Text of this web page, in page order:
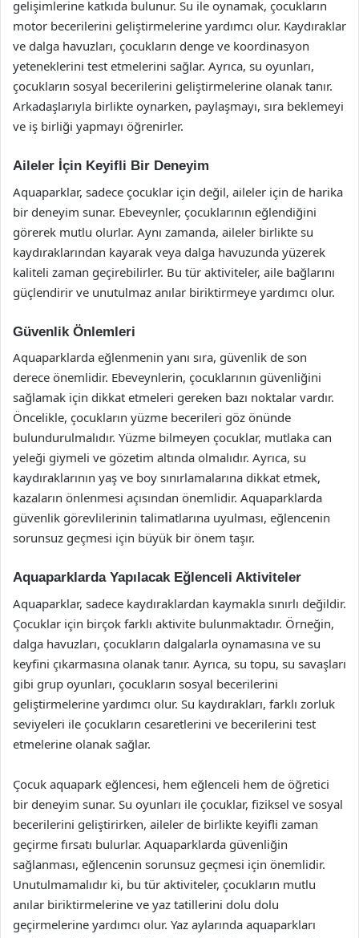
gelişimlerine katkıda bulunur. Su ile oynamak, çocukların
motor becerilerini geliştirmelerine yardımcı olur. Kaydıraklar
ve dalga havuzları, çocukların denge ve koordinasyon
yeteneklerini test etmelerini sağlar. Ayrıca, su oyunları,
çocukların sosyal becerilerini geliştirmelerine olanak tanır.
Arkadaşlarıyla birlikte oynarken, paylaşmayı, sıra beklemeyi
ve iş birliği yapmayı öğrenirler.
Aileler İçin Keyifli Bir Deneyim
Aquaparklar, sadece çocuklar için değil, aileler için de harika
bir deneyim sunar. Ebeveynler, çocuklarının eğlendiğini
görerek mutlu olurlar. Aynı zamanda, aileler birlikte su
kaydıraklarından kayarak veya dalga havuzunda yüzerek
kaliteli zaman geçirebilirler. Bu tür aktiviteler, aile bağlarını
güçlendirir ve unutulmaz anılar biriktirmeye yardımcı olur.
Güvenlik Önlemleri
Aquaparklarda eğlenmenin yanı sıra, güvenlik de son
derece önemlidir. Ebeveynlerin, çocuklarının güvenliğini
sağlamak için dikkat etmeleri gereken bazı noktalar vardır.
Öncelikle, çocukların yüzme becerileri göz önünde
bulundurulmalıdır. Yüzme bilmeyen çocuklar, mutlaka can
yeleği giymeli ve gözetim altında olmalıdır. Ayrıca, su
kaydıraklarının yaş ve boy sınırlamalarına dikkat etmek,
kazaların önlenmesi açısından önemlidir. Aquaparklarda
güvenlik görevlilerinin talimatlarına uyulması, eğlencenin
sorunsuz geçmesi için büyük bir önem taşır.
Aquaparklarda Yapılacak Eğlenceli Aktiviteler
Aquaparklar, sadece kaydıraklardan kaymakla sınırlı değildir.
Çocuklar için birçok farklı aktivite bulunmaktadır. Örneğin,
dalga havuzları, çocukların dalgalarla oynamasına ve su
keyfini çıkarmasına olanak tanır. Ayrıca, su topu, su savaşları
gibi grup oyunları, çocukların sosyal becerilerini
geliştirmelerine yardımcı olur. Su kaydırakları, farklı zorluk
seviyeleri ile çocukların cesaretlerini ve becerilerini test
etmelerine olanak sağlar.
Çocuk aquapark eğlencesi, hem eğlenceli hem de öğretici
bir deneyim sunar. Su oyunları ile çocuklar, fiziksel ve sosyal
becerilerini geliştirirken, aileler de birlikte keyifli zaman
geçirme fırsatı bulurlar. Aquaparklarda güvenliğin
sağlanması, eğlencenin sorunsuz geçmesi için önemlidir.
Unutulmamalıdır ki, bu tür aktiviteler, çocukların mutlu
anılar biriktirmelerine ve yaz tatillerini dolu dolu
geçirmelerine yardımcı olur. Yaz aylarında aquaparkları